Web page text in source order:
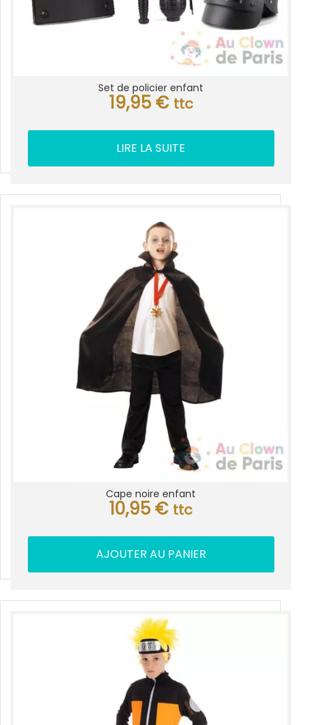
Set de policier enfant
19,95 € ttc
LIRE LA SUITE
Cape noire enfant
10,95 € ttc
AJOUTER AU PANIER